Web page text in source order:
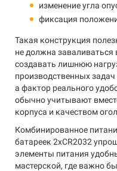
изменение угла
фиксация
Такая конструкция
не должна
создавать лишнюю
производственных
а фактор реального
обычно учитывают
корпуса и качеством
Комбинированное
батареек 2хCR2032
элементы питания
мастерской, где важно